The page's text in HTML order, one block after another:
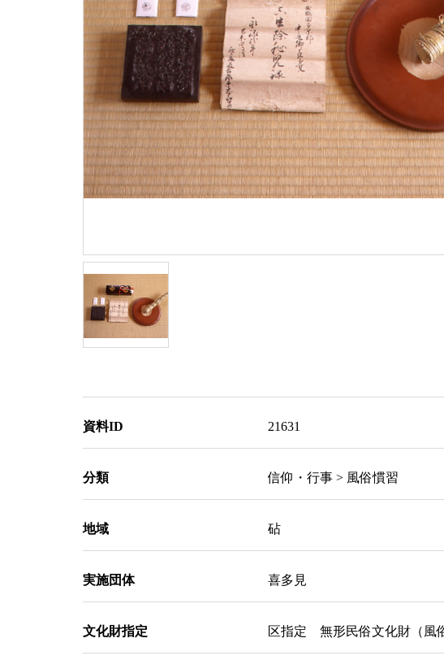
資料ID 21631
分類 信仰・行事 > 風俗慣習
地域 砧
実施団体 喜多見
文化財指定 区指定 無形民俗文化財（風